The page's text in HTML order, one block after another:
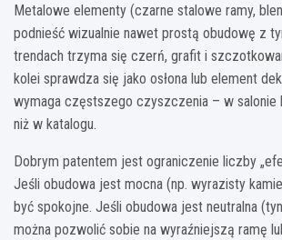
Metalowe elementy (czarne stalowe ramy,
podnieść wizualnie nawet prostą obudowę z
trendach trzyma się czerń, grafit i
kolei sprawdza się jako osłona lub element
wymaga częstszego czyszczenia – w salonie
niż w katalogu.
Dobrym patentem jest ograniczenie liczby
Jeśli obudowa jest mocna (np. wyrazisty
być spokojne. Jeśli obudowa jest neutralna
można pozwolić sobie na wyraźniejszą ramę